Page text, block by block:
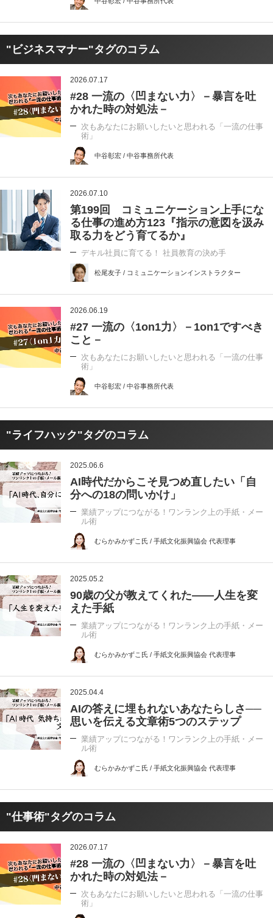
"ビジネスマナー"タグのコラム
2026.07.17
#28 一流の〈凹まない力〉－暴言を吐
かれた時の対処法－
次もあなたにお願いしたいと思われる「一流の仕事
術」
中谷彰宏 / 中谷事務所代表
2026.07.10
第199回 コミュニケーション上手にな
る仕事の進め方123『指示の意図を汲み
取る力をどう育てるか』
デキル社員に育てる！ 社員教育の決め手
松尾友子 / コミュニケーションインストラクター
2026.06.19
#27 一流の〈1on1力〉－1on1ですべき
こと－
次もあなたにお願いしたいと思われる「一流の仕事
術」
中谷彰宏 / 中谷事務所代表
"ライフハック"タグのコラム
2025.06.6
AI時代だからこそ見つめ直したい「自
分への18の問いかけ」
業績アップにつながる！ワンランク上の手紙・メー
ル術
むらかみかずこ氏 / 手紙文化振興協会 代表理事
2025.05.2
90歳の父が教えてくれた――人生を変
えた手紙
業績アップにつながる！ワンランク上の手紙・メー
ル術
むらかみかずこ氏 / 手紙文化振興協会 代表理事
2025.04.4
AIの答えに埋もれないあなたらしさ──
思いを伝える文章術5つのステップ
業績アップにつながる！ワンランク上の手紙・メー
ル術
むらかみかずこ氏 / 手紙文化振興協会 代表理事
"仕事術"タグのコラム
2026.07.17
#28 一流の〈凹まない力〉－暴言を吐
かれた時の対処法－
次もあなたにお願いしたいと思われる「一流の仕事
術」